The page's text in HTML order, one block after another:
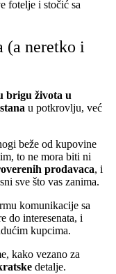
(a neretko i
brigu života u
u potkrovlju, već
beže od kupovine
to ne mora biti ni
prodavaca, i
sve što vas zanima.
komunikacije sa
do interesenata, i
kupcima.
kako vezano za
detalje.